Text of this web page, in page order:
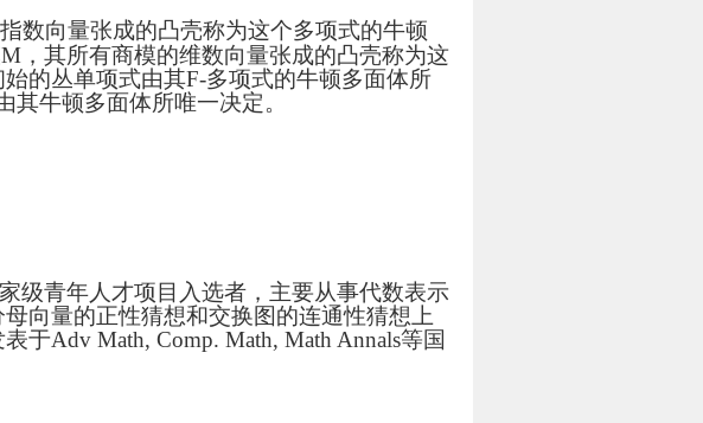
数向量张成的凸壳称为这个多项式的牛顿
，其所有商模的维数向量张成的凸壳称为这
的丛单项式由其F-多项式的牛顿多面体所
其牛顿多面体所唯一决定。
级青年人才项目入选者，主要从事代数表示
向量的正性猜想和交换图的连通性猜想上
于Adv Math, Comp. Math, Math Annals等国